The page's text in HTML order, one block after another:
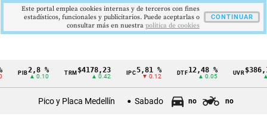
Cintillo
2,8 %
▲ 0.10
TRM $4178,23
▲ 0.42
IPC 5,81 %
▼ 0.12
DTF 12,48 %
▲ 0.05
UVR $386,1273
▲ 0.03
Pico y Placa Medellín Sabado no no
Este portal emplea cookies internas y de terceros con fines
estadísticos, funcionales y publicitarios. Puede aceptarlas o
consultar más en nuestra politica de cookies
CONTINUAR